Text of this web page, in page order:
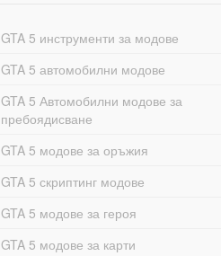
GTA 5 инструменти за модове
GTA 5 автомобилни модове
GTA 5 Автомобилни модове за
пребоядисване
GTA 5 модове за оръжия
GTA 5 скриптинг модове
GTA 5 модове за героя
GTA 5 модове за карти